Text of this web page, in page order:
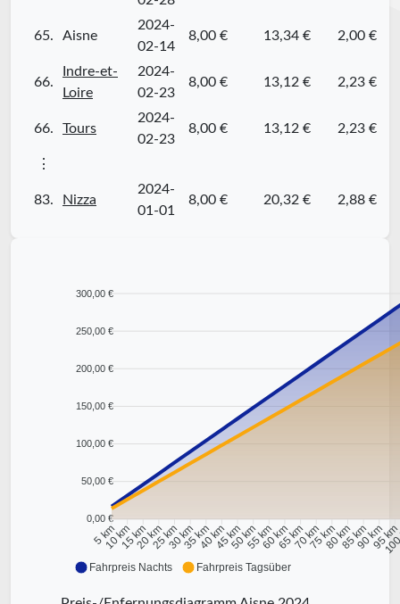
65. Aisne
2024-
02-14
8,00 € 13,34 € 2,00 €
66.
Indre-et-
Loire
2024-
02-23
8,00 € 13,12 € 2,23 €
66. Tours
2024-
02-23
8,00 € 13,12 € 2,23 €
⋮
83. Nizza
2024-
01-01
8,00 € 20,32 € 2,88 €
300,00 €
250,00 €
200,00 €
150,00 €
100,00 €
50,00 €
0,00 €
5 km
10 km15 km20 km25 km30 km35 km40 km45 km50 km55 km60 km65 km70 km75 km80 km85 km90 km95 km
Fahrpreis Nachts Fahrpreis Tagsüber